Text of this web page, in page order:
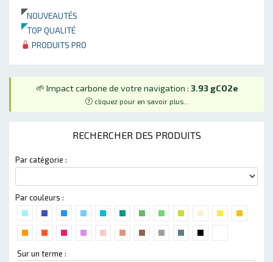
NOUVEAUTÉS
TOP QUALITÉ
PRODUITS PRO
🌱 Impact carbone de votre navigation : 3.93 gCO2e
cliquez pour en savoir plus...
RECHERCHER DES PRODUITS
Par catégorie :
Par couleurs :
Sur un terme :